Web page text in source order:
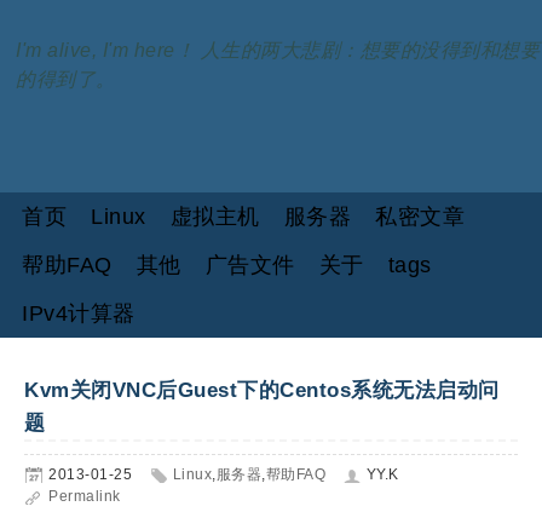
I'm alive, I'm here！ 人生的两大悲剧：想要的没得到和想要
的得到了。
首页 Linux 虚拟主机 服务器
私密文章
帮助FAQ
其他 广告文件 关于
tags
IPv4计算器
Kvm关闭VNC后Guest下的Centos系统无法启动问
题
2013-01-25 Linux,服务器,帮助FAQ
YY.K
Permalink